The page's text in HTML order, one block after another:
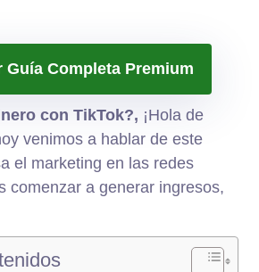
Guía Completa Premium
con TikTok?, ¡Hola de
venimos a hablar de este
el marketing en las redes
comenzar a generar ingresos,